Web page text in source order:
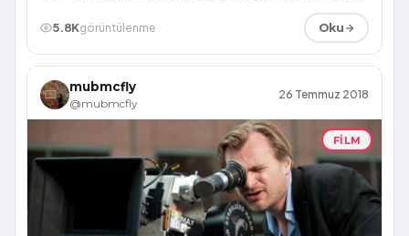
5.8Kgörüntülenme Oku
mubmcfly
@mubmcfly
26 Temmuz 2018
FILM